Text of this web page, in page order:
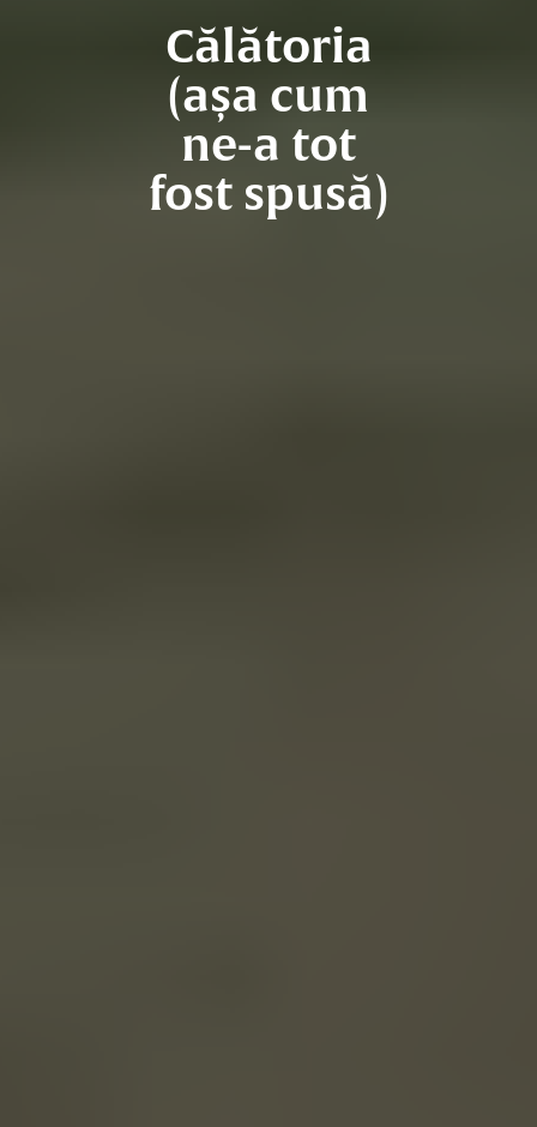
Călătoria
(așa cum
ne-a tot
fost spusă)